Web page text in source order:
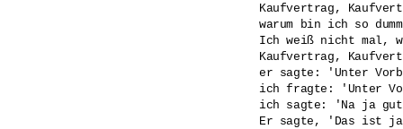
Kaufvertrag,
warum bin ich so
Ich weiß nicht mal,
Kaufvertrag,
er sagte: 'Unter
ich fragte: 'Unter
ich sagte: 'Na ja
Er sagte, 'Das ist